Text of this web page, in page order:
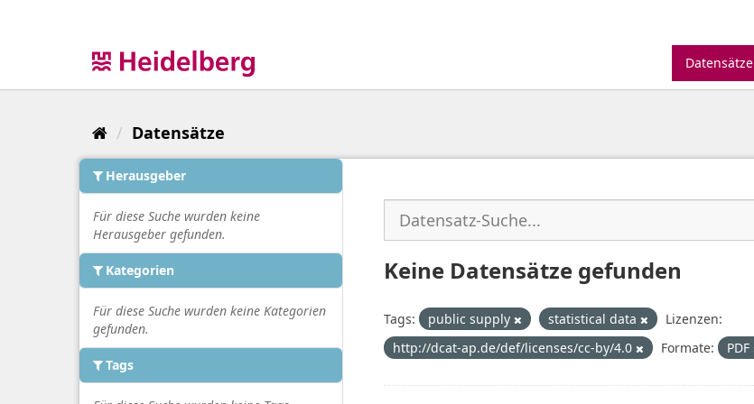
Datensätze
Datensätze
Herausgeber
Für diese Suche wurden keine
Herausgeber gefunden.
Kategorien
Für diese Suche wurden keine Kategorien
gefunden.
Tags
Keine Datensätze gefunden
Tags: public supply statistical data
Lizenzen:
http://dcat-ap.de/def/licenses/cc-by/4.0
Formate: PDF